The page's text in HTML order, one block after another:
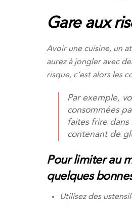
Gare aux
Avoir une cuisine, un
aurez à jongler avec
risque, c’est alors les
Par exemple,
consommées
faites frire dans
contenant de
Pour limiter au
quelques
Utilisez des